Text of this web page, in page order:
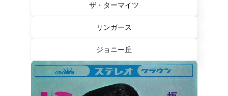
ザ・ターマイツ
リンガース
ジョニー丘